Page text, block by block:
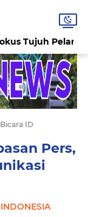
Tujuh
ID
Pers,